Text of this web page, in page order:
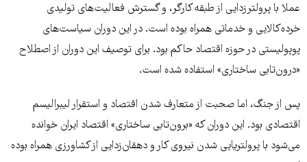
عملا با پرولترزدایی از طبقه کارگر، و گسترش فعالیت‌های تولیدی
خرده‌کالایی و خدماتی همراه بوده است. در این دوران سیاست‌های
پوپولیستی در حوزه اقتصاد حاکم بود. برای توصیف این دوران از اصطلاح
«درون‌تابی ساختاری» استفاده شده است.
پس از جنگ، اما صحبت از متعارف شدن اقتصاد و استقرار لیبرالیسم
اقتصادی بود. این دوران که «برون‌تابی ساختاری» اقتصاد ایران خوانده
می‌شود با پرولتریایی شدن نیروی کار و دهقان‌زدایی از کشاورزی همراه بوده